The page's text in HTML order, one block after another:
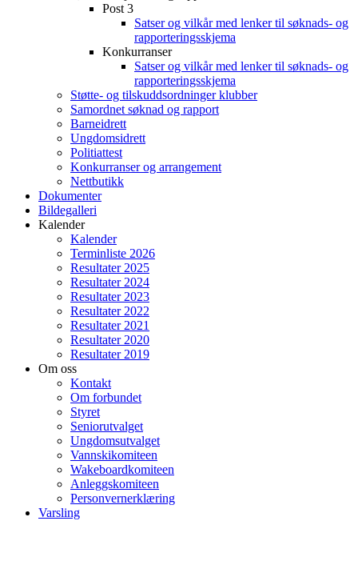
Post 3
Satser og vilkår med lenker til søknads- og
rapporteringsskjema
Konkurranser
Satser og vilkår med lenker til søknads- og
rapporteringsskjema
Støtte- og tilskuddsordninger klubber
Samordnet søknad og rapport
Barneidrett
Ungdomsidrett
Politiattest
Konkurranser og arrangement
Nettbutikk
Dokumenter
Bildegalleri
Kalender
Kalender
Terminliste 2026
Resultater 2025
Resultater 2024
Resultater 2023
Resultater 2022
Resultater 2021
Resultater 2020
Resultater 2019
Om oss
Kontakt
Om forbundet
Styret
Seniorutvalget
Ungdomsutvalget
Vannskikomiteen
Wakeboardkomiteen
Anleggskomiteen
Personvernerklæring
Varsling